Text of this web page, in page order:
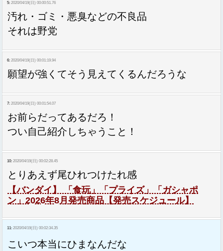
5: 2020/04/19(日) 00:00:51.76
汚れ・ゴミ・悪臭などの不良品
それは野党
6: 2020/04/19(日) 00:01:19.94
願望が強くてそう見えてくるんだろうな
7: 2020/04/19(日) 00:01:54.07
お前らだってあるだろ！
つい自己紹介しちゃうこと！
10: 2020/04/19(日) 00:02:28.45
とりあえず尾ひれつけたれ感
【バンダイ】 「食玩」「プライズ」「ガシャポ
ン」2026年8月発売商品【発売スケジュール】
11: 2020/04/19(日) 00:02:34.35
こいつ本当にひまなんだな